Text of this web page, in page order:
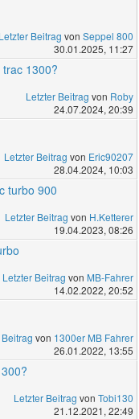
Letzter Beitrag von Seppel 800
30.01.2025, 11:27
1300?
Letzter Beitrag von Roby
24.07.2024, 20:39
Letzter Beitrag von Eric90207
28.04.2024, 10:03
turbo 900
Letzter Beitrag von H.Ketterer
19.04.2023, 08:26
Letzter Beitrag von MB-Fahrer
14.02.2022, 20:52
von 1300er MB Fahrer
26.01.2022, 13:55
Letzter Beitrag von Tobi130
21.12.2021, 22:49